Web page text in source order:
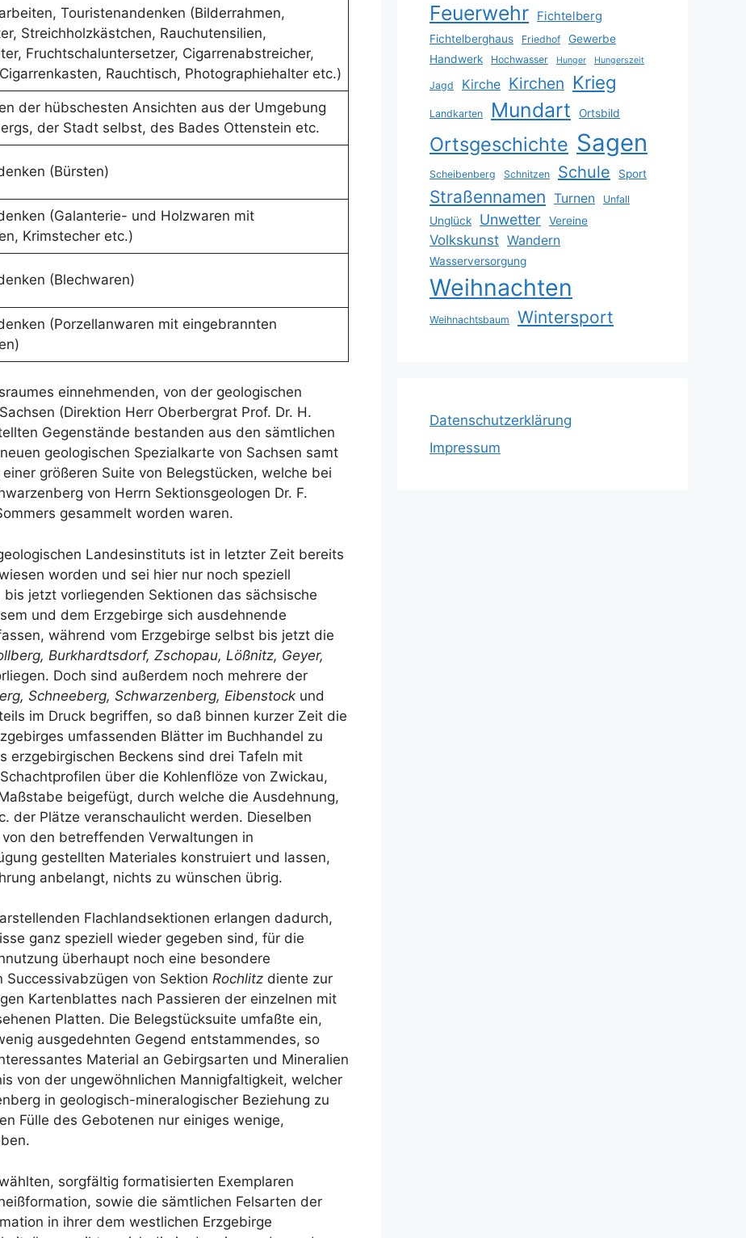
Touristenandenken (Bilderrahmen,
Streichholzkästchen, Rauchutensilien,
Fruchtschaluntersetzer, Cigarrenabstreicher,
Rauchtisch, Photographiehalter etc.)
der hübschesten Ansichten aus der Umgebung
der Stadt selbst, des Bades Ottenstein etc.
(Bürsten)
(Galanterie- und Holzwaren mit
Krimstecher etc.)
(Blechwaren)
(Porzellanwaren mit eingebrannten
einnehmenden, von der geologischen
(Direktion Herr Oberbergrat Prof. Dr. H.
Gegenstände bestanden aus den sämtlichen
geologischen Spezialkarte von Sachsen samt
größeren Suite von Belegstücken, welche bei
von Herrn Sektionsgeologen Dr. F.
gesammelt worden waren.
Landesinstituts ist in letzter Zeit bereits
worden und sei hier nur noch speziell
jetzt vorliegenden Sektionen das sächsische
und dem Erzgebirge sich ausdehnende
während vom Erzgebirge selbst bis jetzt die
Burkhardtsdorf, Zschopau, Lößnitz, Geyer,
Doch sind außerdem noch mehrere der
Schneeberg, Schwarzenberg, Eibenstock und
im Druck begriffen, so daß binnen kurzer Zeit die
umfassenden Blätter im Buchhandel zu
erzgebirgischen Beckens sind drei Tafeln mit
über die Kohlenflöze von Zwickau,
beigefügt, durch welche die Ausdehnung,
der Plätze veranschaulicht werden. Dieselben
den betreffenden Verwaltungen in
gestellten Materiales konstruiert und lassen,
anbelangt, nichts zu wünschen übrig.
Flachlandsektionen erlangen dadurch,
ganz speziell wieder gegeben sind, für die
überhaupt noch eine besondere
von Sektion Rochlitz diente zur
Kartenblattes nach Passieren der einzelnen mit
Platten. Die Belegstücksuite umfaßte ein,
ausgedehnten Gegend entstammendes, so
Material an Gebirgsarten und Mineralien
von der ungewöhnlichen Mannigfaltigkeit, welcher
in geologisch-mineralogischer Beziehung zu
Fülle des Gebotenen nur einiges wenige,
sorgfältig formatisierten Exemplaren
sowie die sämtlichen Felsarten der
in ihrer dem westlichen Erzgebirge
Feuerwehr Fichtelberg
Fichtelberghaus Friedhof
Gewerbe
Handwerk
Hochwasser Hunger Hungerszeit
Jagd Kirche Kirchen Krieg
Landkarten Mundart Ortsbild
Ortsgeschichte Sagen
Scheibenberg Schnitzen Schule Sport
Straßennamen Turnen Unfall
Unglück Unwetter Vereine
Volkskunst Wandern
Wasserversorgung
Weihnachten
Weihnachtsbaum Wintersport
Datenschutzerklärung
Impressum